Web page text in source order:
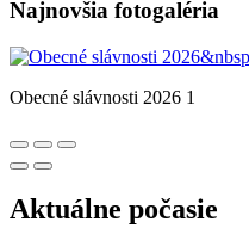
Najnovšia fotogaléria
Obecné slávnosti 2026 1
Aktuálne počasie